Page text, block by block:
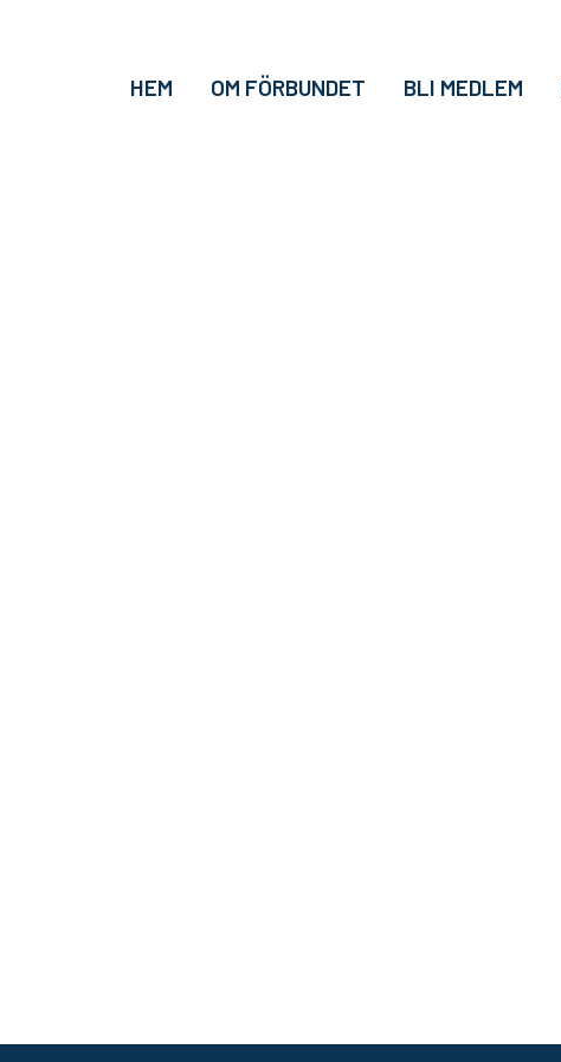
HEM OM FÖRBUNDET BLI MEDLEM